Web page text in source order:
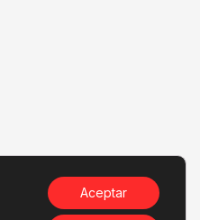
Aceptar